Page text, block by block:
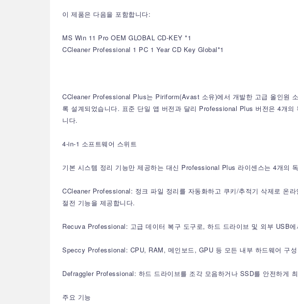
이 제품은 다음을 포함합니다:
MS Win 11 Pro OEM GLOBAL CD-KEY *1
CCleaner Professional 1 PC 1 Year CD Key Global*1
CCleaner Professional Plus는 Piriform(Avast 소유)에서 개발한 고급 올인원
록 설계되었습니다. 표준 단일 앱 버전과 달리 Professional Plus 버전은 4개
니다.
4-in-1 소프트웨어 스위트
기본 시스템 정리 기능만 제공하는 대신 Professional Plus 라이센스는 4개의
CCleaner Professional: 정크 파일 정리를 자동화하고 쿠키/추적기 삭제로 온
절전 기능을 제공합니다.
Recuva Professional: 고급 데이터 복구 도구로, 하드 드라이브 및 외부 USB
Speccy Professional: CPU, RAM, 메인보드, GPU 등 모든 내부 하드웨어 구
Defraggler Professional: 하드 드라이브를 조각 모음하거나 SSD를 안전하게
주요 기능